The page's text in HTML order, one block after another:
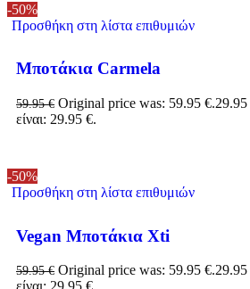
-50%
Προσθήκη στη λίστα επιθυμιών
Μποτάκια Carmela
59.95€ Original price was: 59.95 €.29.95
είναι: 29.95 €.
-50%
Προσθήκη στη λίστα επιθυμιών
Vegan Μποτάκια Xti
59.95€ Original price was: 59.95 €.29.95